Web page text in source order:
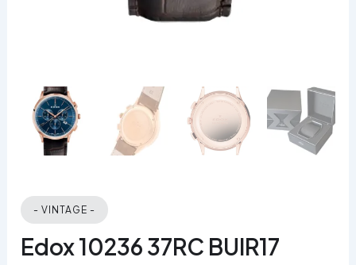
- VINTAGE -
Edox 10236 37RC BUIR17